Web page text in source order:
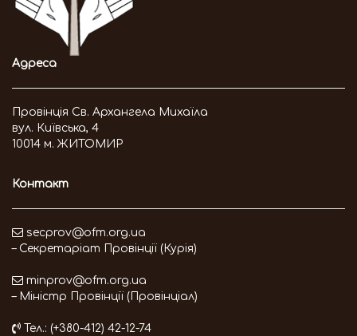
Адреса
Провінція Св. Архангела Михаїла
вул. Київська, 4
10014 м. ЖИТОМИР
Контакт
secprov@ofm.org.ua
– Секретаріат Провінції (Курія)
minprov@ofm.org.ua
– Міністр Провінції (Провінціал)
Тел.: (+380-412) 42-12-74